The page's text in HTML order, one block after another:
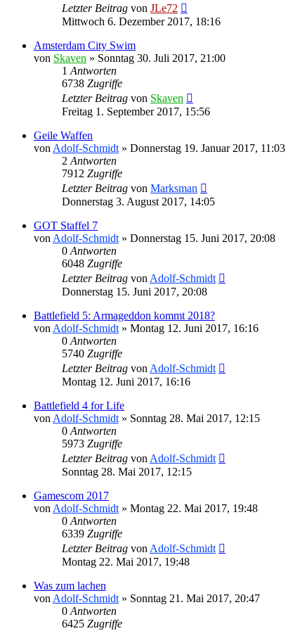
Letzter Beitrag von JLe72
Mittwoch 6. Dezember 2017, 18:16
Amsterdam City Swim
von Skaven » Sonntag 30. Juli 2017, 21:00
1 Antworten
6738 Zugriffe
Letzter Beitrag von Skaven
Freitag 1. September 2017, 15:56
Geile Waffen
von Adolf-Schmidt » Donnerstag 19. Januar 2017, 11:03
2 Antworten
7912 Zugriffe
Letzter Beitrag von Marksman
Donnerstag 3. August 2017, 14:05
GOT Staffel 7
von Adolf-Schmidt » Donnerstag 15. Juni 2017, 20:08
0 Antworten
6048 Zugriffe
Letzter Beitrag von Adolf-Schmidt
Donnerstag 15. Juni 2017, 20:08
Battlefield 5: Armageddon kommt 2018?
von Adolf-Schmidt » Montag 12. Juni 2017, 16:16
0 Antworten
5740 Zugriffe
Letzter Beitrag von Adolf-Schmidt
Montag 12. Juni 2017, 16:16
Battlefield 4 for Life
von Adolf-Schmidt » Sonntag 28. Mai 2017, 12:15
0 Antworten
5973 Zugriffe
Letzter Beitrag von Adolf-Schmidt
Sonntag 28. Mai 2017, 12:15
Gamescom 2017
von Adolf-Schmidt » Montag 22. Mai 2017, 19:48
0 Antworten
6339 Zugriffe
Letzter Beitrag von Adolf-Schmidt
Montag 22. Mai 2017, 19:48
Was zum lachen
von Adolf-Schmidt » Sonntag 21. Mai 2017, 20:47
0 Antworten
6425 Zugriffe